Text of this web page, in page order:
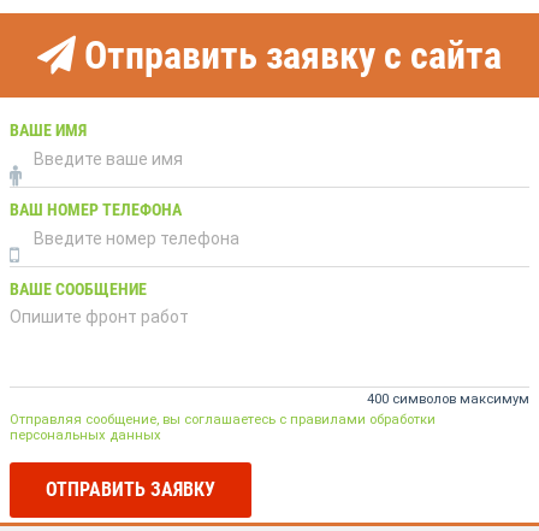
Отправить заявку с сайта
ВАШЕ ИМЯ
ВАШ НОМЕР ТЕЛЕФОНА
ВАШЕ СООБЩЕНИЕ
400 символов максимум
Отправляя сообщение, вы соглашаетесь с правилами обработки
персональных данных
ОТПРАВИТЬ ЗАЯВКУ